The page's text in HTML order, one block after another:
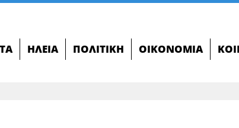
ΗΛΕΊΑ ΠΟΛΙΤΙΚΉ ΟΙΚΟΝΟΜΊΑ